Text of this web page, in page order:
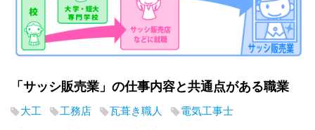
「サッシ販売業」の仕事内容と共通点がある職業
大工 工務店 瓦葺き職人 電気工事士